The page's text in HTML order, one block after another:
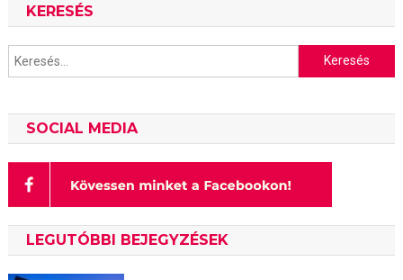
KERESÉS
Keresés:
SOCIAL MEDIA
LEGUTÓBBI BEJEGYZÉSEK